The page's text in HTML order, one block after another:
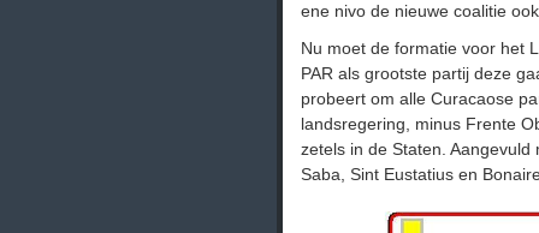
ene nivo de nieuwe coalitie
Nu moet de formatie voor het
PAR als grootste partij deze
probeert om alle Curacaose
landsregering, minus Frente
zetels in de Staten.
Saba, Sint Eustatius en